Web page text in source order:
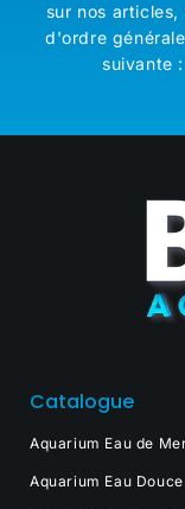
sur nos
d'ordre
suivante
Catalogue
Aquarium Eau de
Aquarium Eau Douce